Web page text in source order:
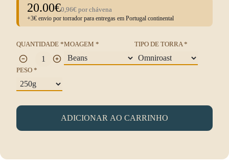
20.00€0,96€ por chávena
+3€ envio por torrador para entregas em Portugal continental
QUANTIDADE *MOAGEM * TIPO DE TORRA *
PESO *
ADICIONAR AO CARRINHO